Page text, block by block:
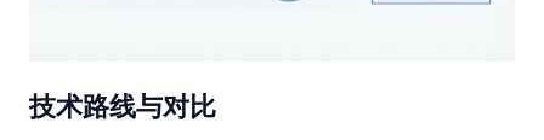
技术路线与对比